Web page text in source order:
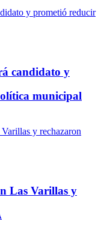
candidato y
municipal
Las Varillas y